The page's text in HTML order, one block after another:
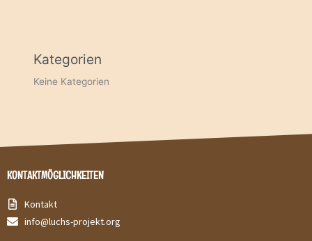
Kategorien
Keine Kategorien
KONTAKTMÖGLICHKEITEN
Kontakt
info@luchs-projekt.org